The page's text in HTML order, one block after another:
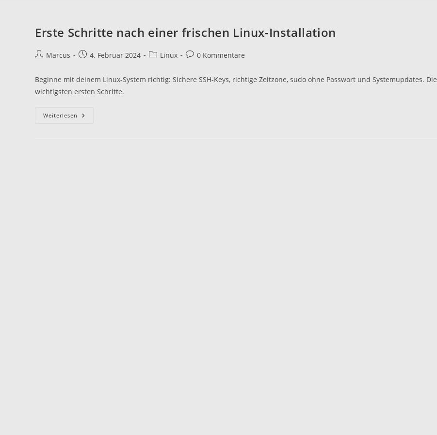
Erste Schritte nach einer frischen Linux-Installation
Beitrags-
Marcus
Beitrag4. Februar 2024
Beitrags-
Linux
Beitrags-
0 Kommentare
Beginne mit deinem Linux-System richtig: Sichere SSH-Keys, richtige Zeitzone, sudo ohne Passwort und Systemupdates. Die
wichtigsten ersten Schritte.
Weiterlesen Erste